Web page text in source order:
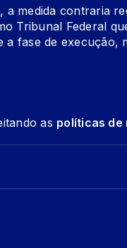
a medida contraria
Tribunal Federal
a fase de execução,
as políticas de